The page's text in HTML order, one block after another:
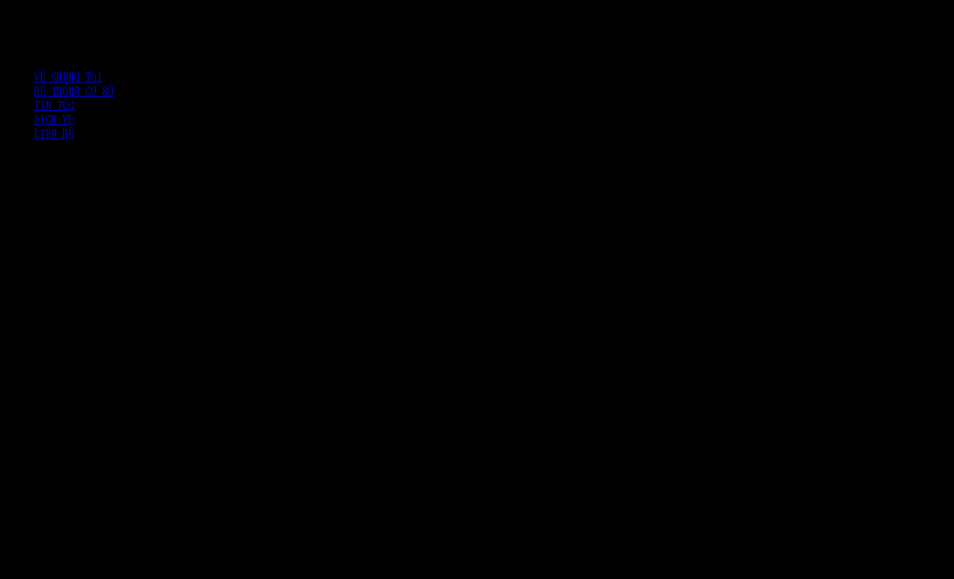
VỀ CHÚNG TÔI
HỆ THỐNG CƠ SỞ
TIN TỨC
DỊCH VỤ
LIÊN HỆ